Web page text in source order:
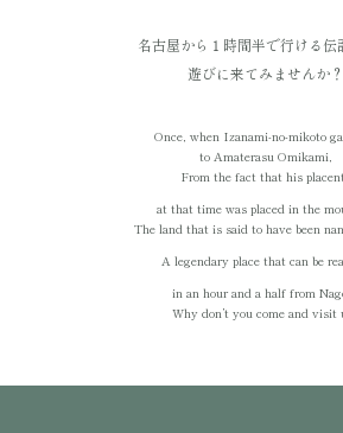
名古屋から１時間半で行ける伝
遊びに来てみませんか？
Once, when Izanami-no-mikoto
to Amaterasu Omikami,
From the fact that his
at that time was placed in the
The land that is said to have been
A legendary place that can be
in an hour and a half from
Why don’t you come and visit